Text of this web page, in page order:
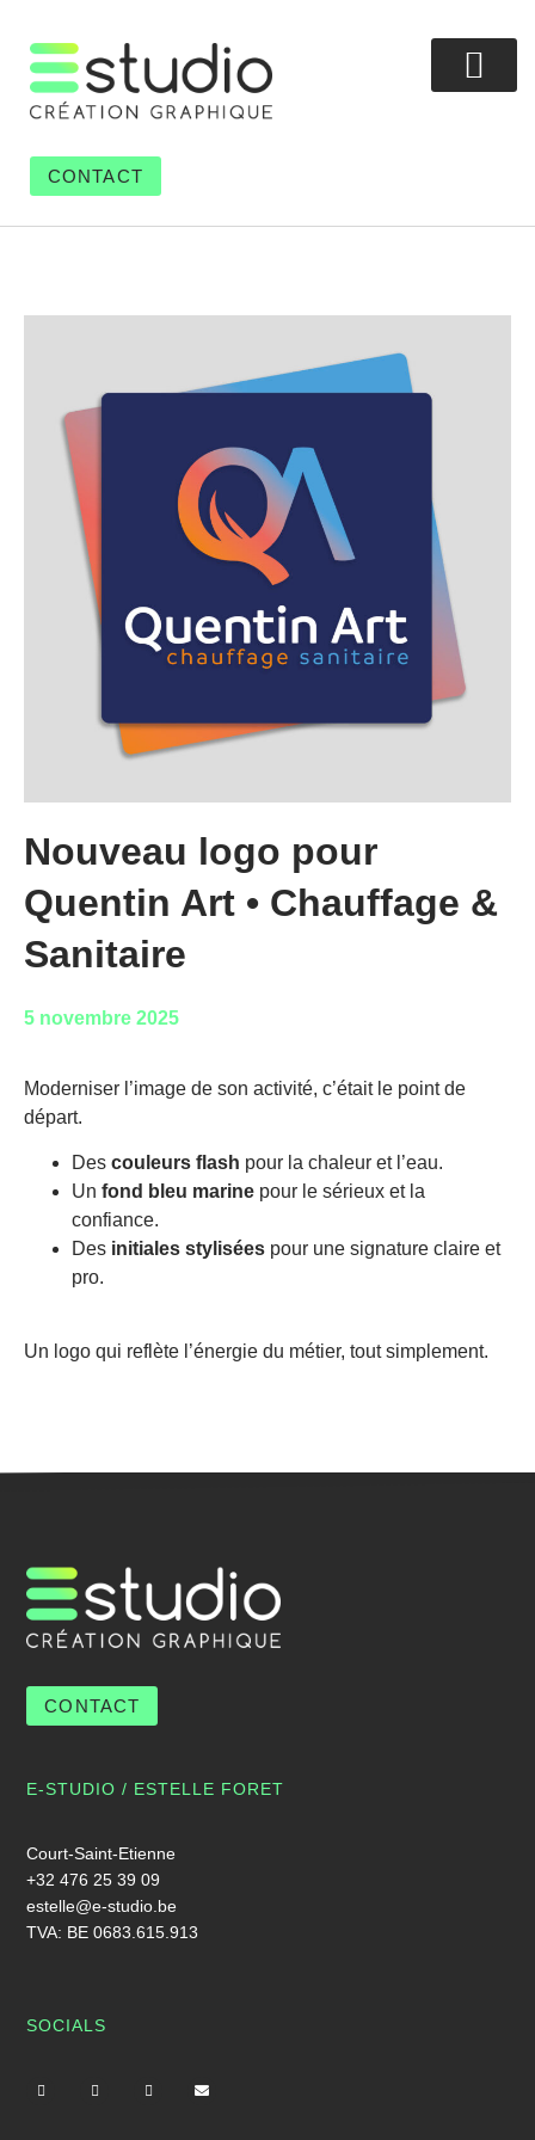
CONTACT
Nouveau logo pour
Quentin Art • Chauffage &
Sanitaire
5 novembre 2025
Moderniser l’image de son activité, c’était le point de
départ.
Des couleurs flash pour la chaleur et l’eau.
Un fond bleu marine pour le sérieux et la
confiance.
Des initiales stylisées pour une signature claire et
pro.
Un logo qui reflète l’énergie du métier, tout simplement.
CONTACT
E-STUDIO / ESTELLE FORET
Court-Saint-Etienne
+32 476 25 39 09
estelle@e-studio.be
TVA: BE 0683.615.913
SOCIALS